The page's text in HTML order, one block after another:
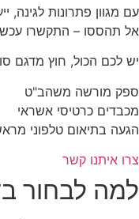
עם מגוון פתרונות לגינה,
אל תהססו – התקשרו
יש לכם הכול, חוץ מדגם
ספק מורשה משהב"ט
מכבדים כרטיסי אשראי
הגעה בתיאום טלפוני
צרו איתנו קשר
למה לבחור